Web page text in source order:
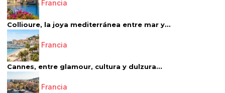
Francia
Collioure, la joya mediterránea entre mar y...
Francia
Cannes, entre glamour, cultura y dulzura...
Francia